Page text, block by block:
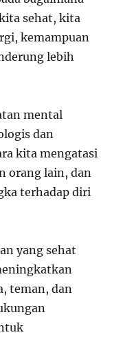
sehat, kita
kemampuan
lebih
mental
dan
kita mengatasi
orang lain, dan
terhadap diri
yang sehat
teman, dan